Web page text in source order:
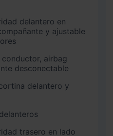
y ajustable
desconectable